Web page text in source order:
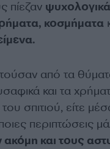
πίεζαν ψυχολογικά
κοσμήματα
από τα
και τα
του σπιτιού, είτε
περιπτώσεις
και τους